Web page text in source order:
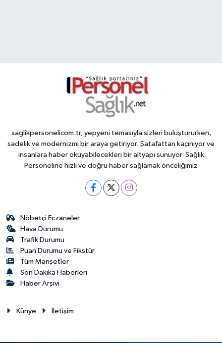
saglikpersonelicom.tr, yepyeni temasıyla sizleri buluştururken,
sadelik ve modernizmi bir araya getiriyor. Şatafattan kaçınıyor ve
insanlara haber okuyabilecekleri bir altyapı sunuyor. Sağlık
Personeline hızlı ve doğru haber sağlamak önceliğimiz
Nöbetçi Eczaneler
Hava Durumu
Trafik Durumu
Puan Durumu ve Fikstür
Tüm Manşetler
Son Dakika Haberleri
Haber Arşivi
Künye İletişim